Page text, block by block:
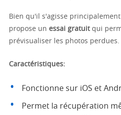
Bien qu'il s'agisse
propose un essai gratuitqui
prévisualiser les photos perdues.
Caractéristiques:
Fonctionne sur iOS et
Permet la récupération